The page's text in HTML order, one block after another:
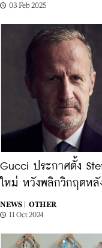
03 Feb 2025
Gucci ประกาศตั้ง
ใหม่ หวังพลิกวิกฤตหลั
NEWS |
OTHER
11 Oct 2024